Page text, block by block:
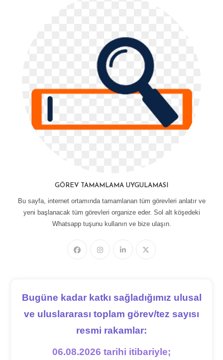
GÖREV TAMAMLAMA UYGULAMASI
Bu sayfa, internet ortamında tamamlanan tüm görevleri anlatır ve
yeni başlanacak tüm görevleri organize eder. Sol alt köşedeki
Whatsapp tuşunu kullanın ve bize ulaşın.
Bugüne kadar katkı sağladığımız ulusal
ve uluslararası toplam görev/tez sayısı
resmi rakamlar:
06.08.2026 tarihi itibariyle;